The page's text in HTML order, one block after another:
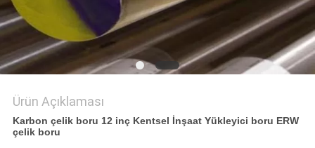
Ürün Açıklaması
Karbon çelik boru 12 inç Kentsel İnşaat Yükleyici boru ERW
çelik boru